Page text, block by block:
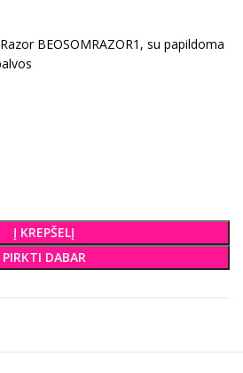
BEOSOMRAZOR1, su papildoma
Į KREPŠELĮ
PIRKTI DABAR